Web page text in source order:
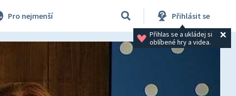
Pro nejmenší Přihlásit se
Přihlas se a ukládej si
oblíbené hry a videa.